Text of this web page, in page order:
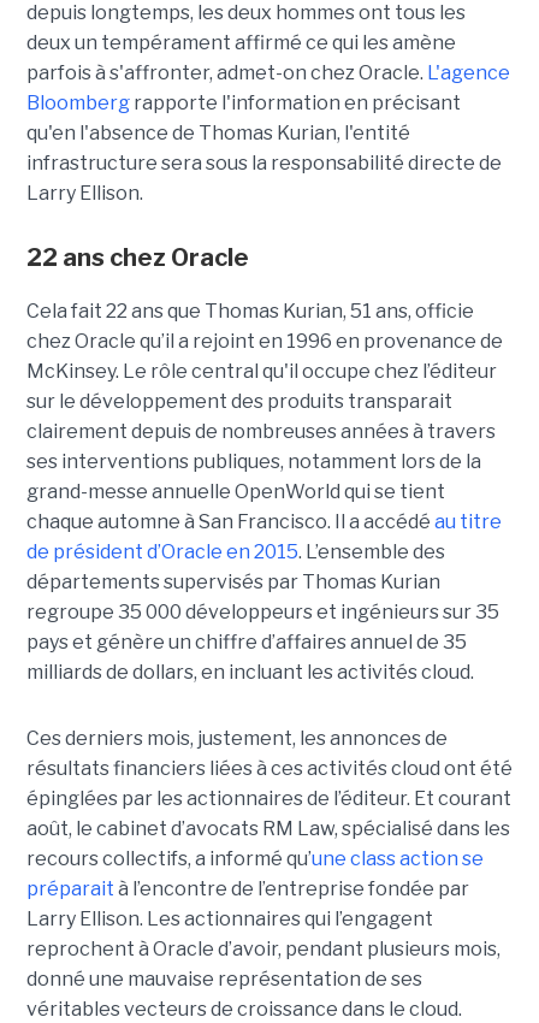
depuis longtemps, les deux hommes ont tous les
deux un tempérament affirmé ce qui les amène
parfois à s'affronter, admet-on chez Oracle. L'agence
Bloombergrapporte l'information en précisant
qu'en l'absence de Thomas Kurian, l'entité
infrastructure sera sous la responsabilité directe de
Larry Ellison.
22 ans chez Oracle
Cela fait 22 ans que Thomas Kurian, 51 ans, officie
chez Oracle qu’il a rejoint en 1996 en provenance de
McKinsey. Le rôle central qu'il occupe chez l’éditeur
sur le développement des produits transparait
clairement depuis de nombreuses années à travers
ses interventions publiques, notamment lors de la
grand-messe annuelle OpenWorld qui se tient
chaque automne à San Francisco. Il a accédé au titre
de président d’Oracle en 2015. L’ensemble des
départements supervisés par Thomas Kurian
regroupe 35 000 développeurs et ingénieurs sur 35
pays et génère un chiffre d’affaires annuel de 35
milliards de dollars, en incluant les activités cloud.
Ces derniers mois, justement, les annonces de
résultats financiers liées à ces activités cloud ont été
épinglées par les actionnaires de l’éditeur. Et courant
août, le cabinet d’avocats RM Law, spécialisé dans les
recours collectifs, a informé qu’une class action se
préparait à l’encontre de l’entreprise fondée par
Larry Ellison. Les actionnaires qui l’engagent
reprochent à Oracle d’avoir, pendant plusieurs mois,
donné une mauvaise représentation de ses
véritables vecteurs de croissance dans le cloud.